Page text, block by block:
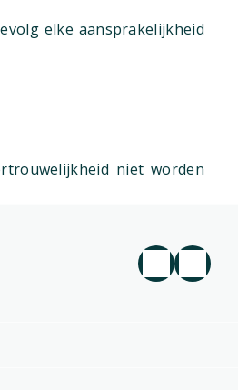
elke aansprakelijkheid
niet worden